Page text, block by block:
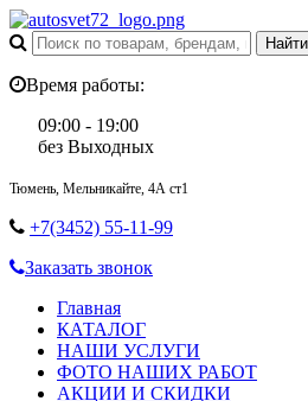
Время работы:
09:00 - 19:00
без Выходных
Тюмень, Мельникайте, 4А ст1
+7(3452) 55-11-99
Заказать звонок
Главная
КАТАЛОГ
НАШИ УСЛУГИ
ФОТО НАШИХ РАБОТ
АКЦИИ И СКИДКИ